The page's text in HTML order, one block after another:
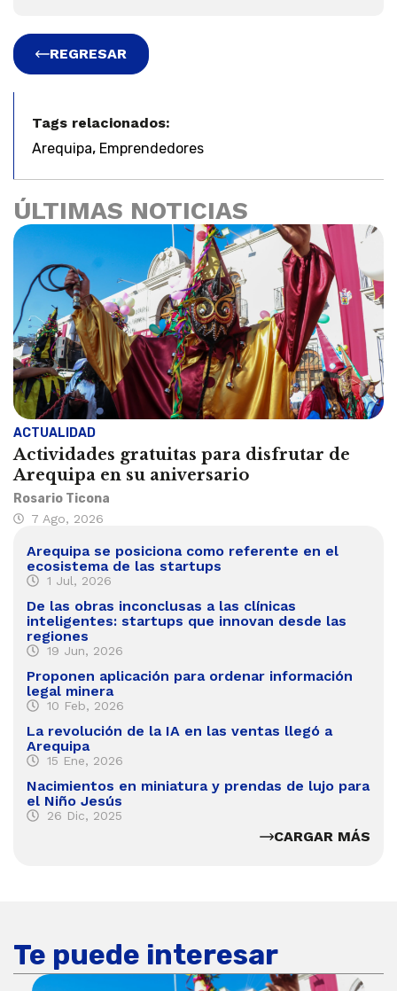
REGRESAR
Tags relacionados:
Arequipa, Emprendedores
ÚLTIMAS NOTICIAS
ACTUALIDAD
Actividades gratuitas para disfrutar de
Arequipa en su aniversario
Rosario Ticona
7 Ago, 2026
Arequipa se posiciona como referente en el
ecosistema de las startups
1 Jul, 2026
De las obras inconclusas a las clínicas
inteligentes: startups que innovan desde las
regiones
19 Jun, 2026
Proponen aplicación para ordenar información
legal minera
10 Feb, 2026
La revolución de la IA en las ventas llegó a
Arequipa
15 Ene, 2026
Nacimientos en miniatura y prendas de lujo para
el Niño Jesús
26 Dic, 2025
CARGAR MÁS
Te puede interesar